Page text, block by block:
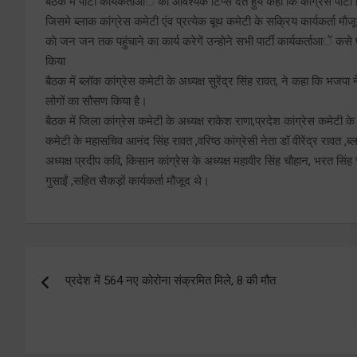
जिसमे ब्लाक कांग्रेस कमेटी एंव प्रत्येक बूथ कमेटी के सक्रिय कार्यकर्ता
काे जन जन तक पहुंचाने का कार्य करेगें उन्हाेने सभी पार्टी कार्यकर्ताआें
किया
बैठक में ब्लॉक कांग्रेस कमेटी के अध्यक्ष सुरेंद्र सिंह रावत, ने कहा कि
लोगों का सौसण किया है।
बैठक में जिला कांग्रेस कमेटी के अध्यक्ष राकेश राणा,प्रदेश कांग्रेस कमेटी के
कमेटी के महासचिव आनंद सिंह रावत ,वरिष्ठ कांग्रेसी नेता डॉ वीरेंद्र
अध्यक्ष प्रदीप कवि, किसान कांग्रेस के अध्यक्ष महावीर सिंह चौहान, भरत
गुसाईं ,सहित सैकड़ों कार्यकर्ता मौजूद थे।
navigation
प्रदेश में 564 नए कोरोना संक्रमित मिले, 8 की मौत